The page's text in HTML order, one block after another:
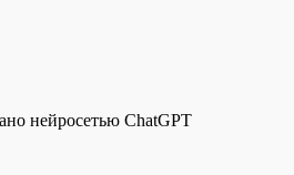
нейросетью ChatGPT